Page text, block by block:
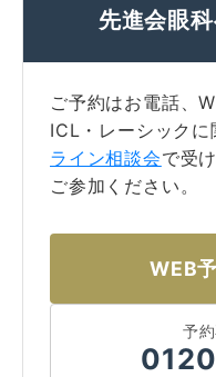
先進会眼
ご予約はお電話、
ICL・レーシック
ライン相談会で受
ご参加ください。
WEB
予